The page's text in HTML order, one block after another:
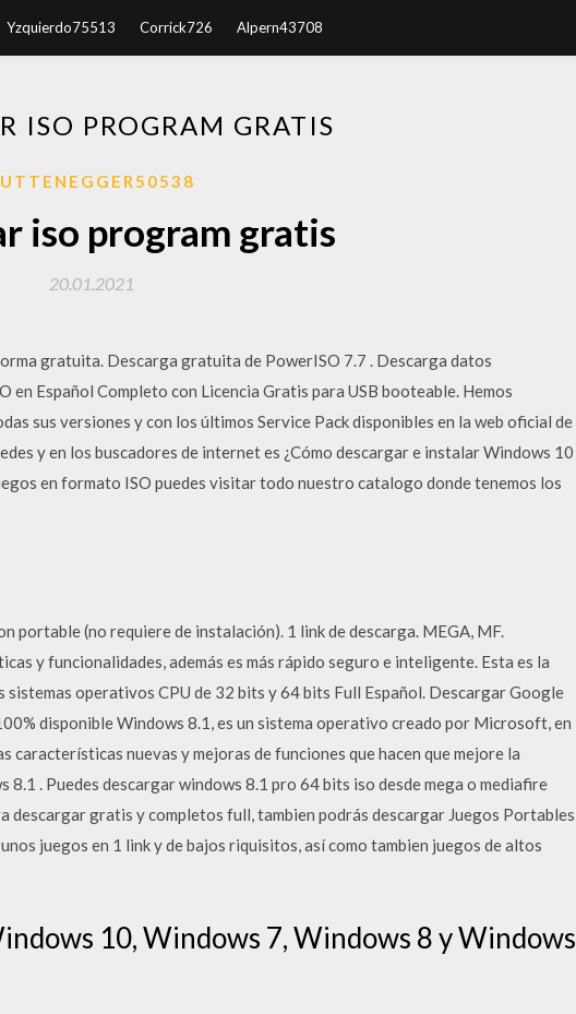
Yzquierdo75513 Corrick726 Alpern43708
ISO PROGRAM GRATIS
iso program gratis
20.01.2021
gratuita. Descarga gratuita de PowerISO 7.7 . Descarga datos
en Español Completo con Licencia Gratis para USB booteable. Hemos
sus versiones y con los últimos Service Pack disponibles en la web oficial de
y en los buscadores de internet es ¿Cómo descargar e instalar Windows 10
en formato ISO puedes visitar todo nuestro catalogo donde tenemos los
portable (no requiere de instalación). 1 link de descarga. MEGA, MF.
y funcionalidades, además es más rápido seguro e inteligente. Esta es la
operativos CPU de 32 bits y 64 bits Full Español. Descargar Google
disponible Windows 8.1, es un sistema operativo creado por Microsoft, en
características nuevas y mejoras de funciones que hacen que mejore la
. Puedes descargar windows 8.1 pro 64 bits iso desde mega o mediafire
descargar gratis y completos full, tambien podrás descargar Juegos Portables,
juegos en 1 link y de bajos riquisitos, así como tambien juegos de altos
10, Windows 7, Windows 8 y Windows